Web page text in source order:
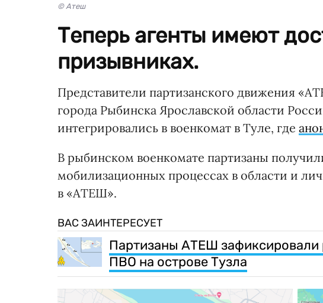
© Атеш
Теперь агенты имеют
призывниках.
Представители партизанского движения
города Рыбинска Ярославской области
интегрировались в военкомат в Туле, где
В рыбинском военкомате партизаны
мобилизационных процессах в области и
в «АТЕШ».
ВАС ЗАИНТЕРЕСУЕТ
Партизаны АТЕШ
ПВО на острове Тузла